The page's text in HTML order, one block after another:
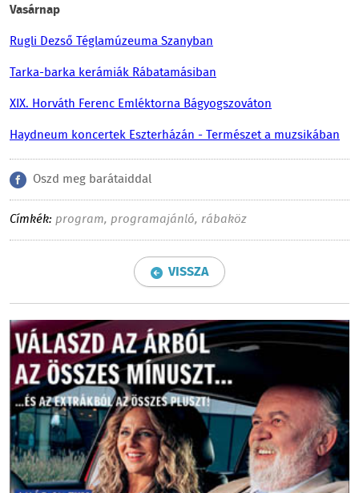
Vasárnap
Rugli Dezső Téglamúzeuma Szanyban
Tarka-barka kerámiák Rábatamásiban
XIX. Horváth Ferenc Emléktorna Bágyogszováton
Haydneum koncertek Eszterházán - Természet a muzsikában
Oszd meg barátaiddal
Címkék: program, programajánló, rábaköz
VISSZA